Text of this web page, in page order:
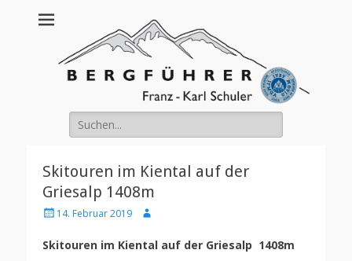
Franz Schuler
Suche
nach:
Skitouren im Kiental auf der
Griesalp 1408m
Posted14. Februar 2019 Author
Skitouren im Kiental auf der Griesalp 1408m